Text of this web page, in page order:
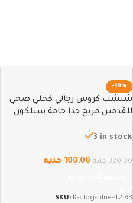
-69%
شبشب كروس رجالي كحلي صحي
للقدمين،مريح جدا خامة سيلكون. –
3 in stock
320,00 جنيه 100,00 جنيه
SKU: K-clog-blue-42-43